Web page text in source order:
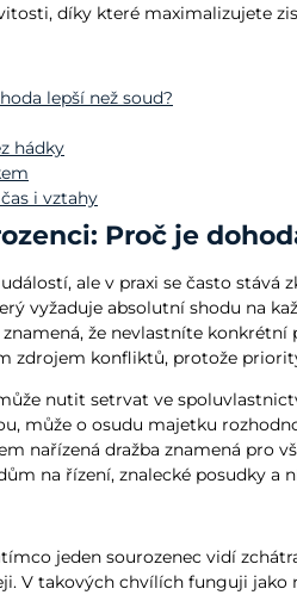
díky které maximalizujete
lepší než soud?
hádky
i vztahy
Proč je
ale v praxi se často stává
vyžaduje absolutní shodu na
že nevlastníte
zdrojem konfliktů, protože
nutit setrvat ve
může o osudu majetku
nařízená dražba znamená pro
na řízení, znalecké posudky a
jeden sourozenec vidí
V takových chvílích funguji